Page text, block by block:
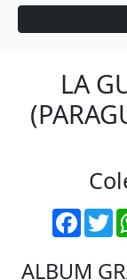
LA
ALBUM